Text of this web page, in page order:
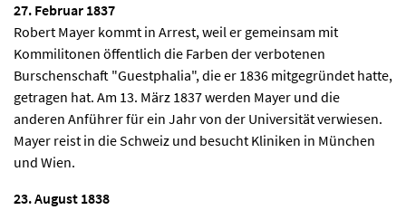
27. Februar 1837
Robert Mayer kommt in Arrest, weil er gemeinsam mit
Kommilitonen öffentlich die Farben der verbotenen
Burschenschaft "Guestphalia", die er 1836 mitgegründet hatte,
getragen hat. Am 13. März 1837 werden Mayer und die
anderen Anführer für ein Jahr von der Universität verwiesen.
Mayer reist in die Schweiz und besucht Kliniken in München
und Wien.
23. August 1838